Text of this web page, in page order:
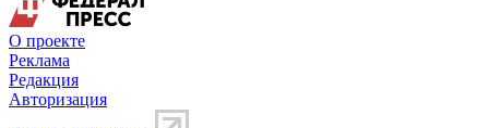
О проекте
Реклама
Редакция
Авторизация